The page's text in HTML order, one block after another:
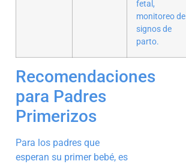
fetal,
monitoreo de
signos de
parto.
Recomendaciones
para Padres
Primerizos
Para los padres que
esperan su primer bebé, es